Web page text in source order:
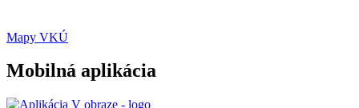
Mapy VKÚ
Mobilná aplikácia